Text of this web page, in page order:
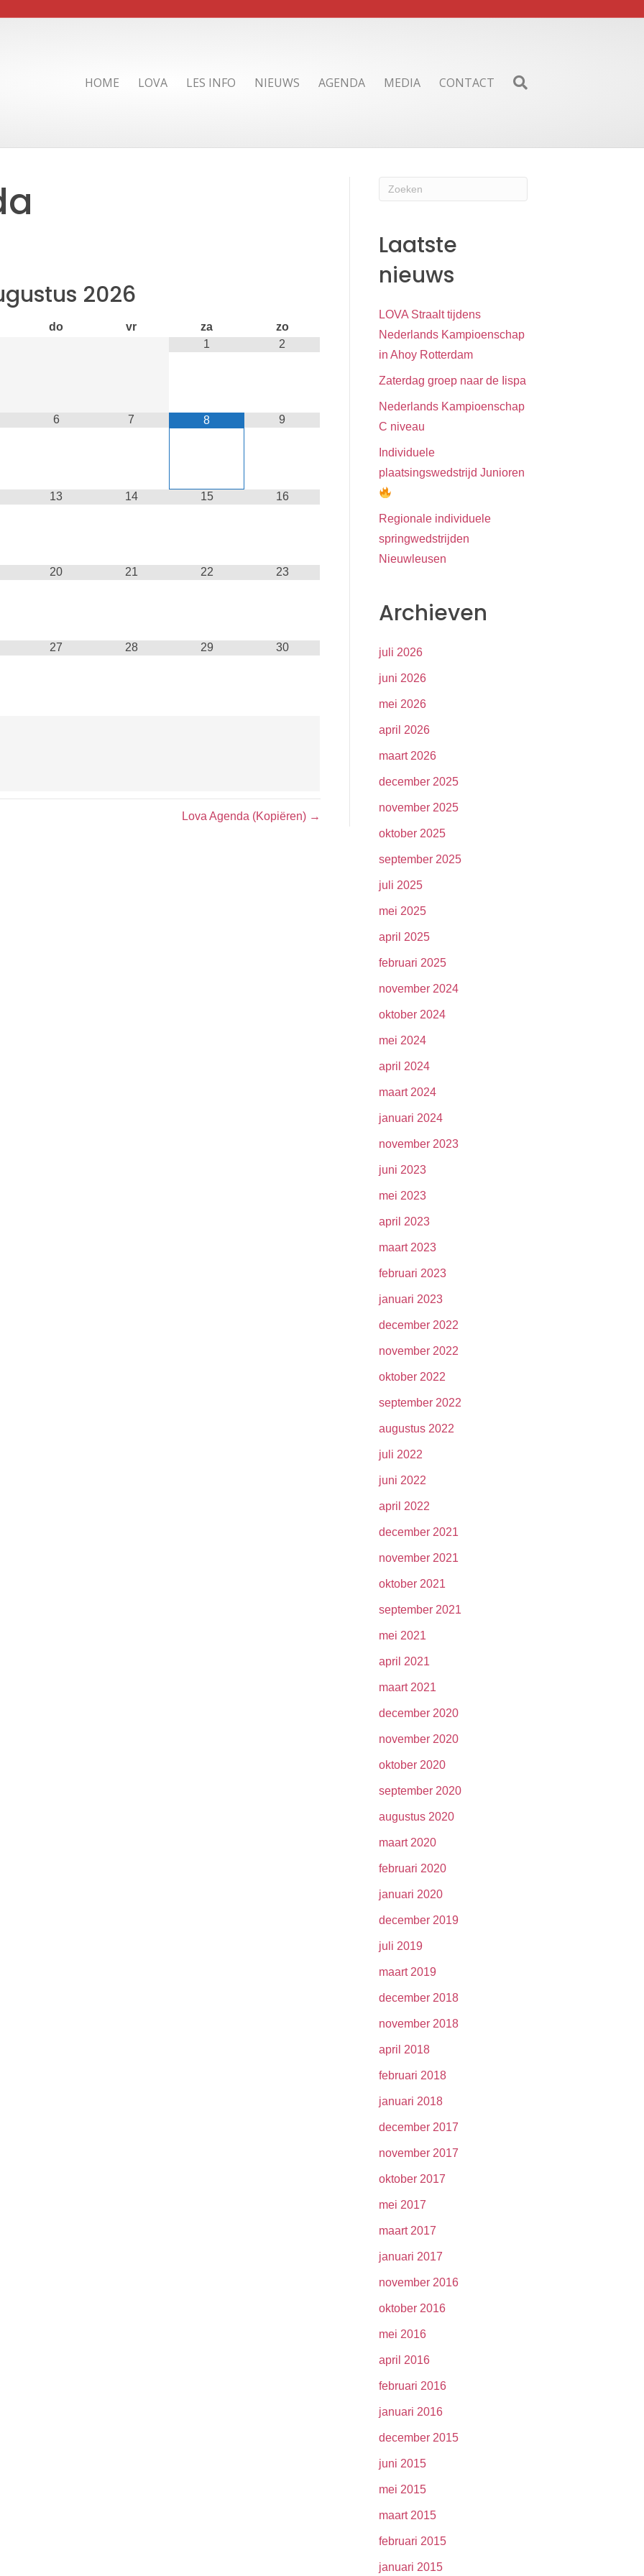
HOME LOVA LES INFO NIEUWS AGENDA MEDIA CONTACT
2026
do vr za
zo
1
2
6 7 8 9
13 14 15 16
20 21 22 23
27 28 29 30
Lova Agenda (Kopiëren) →
Laatste
nieuws
LOVA Straalt tijdens
Nederlands Kampioenschap
in Ahoy Rotterdam
Zaterdag groep naar de Iispa
Nederlands Kampioenschap
C niveau
Individuele
plaatsingswedstrijd Junioren
Regionale individuele
springwedstrijden
Nieuwleusen
Archieven
juli 2026
juni 2026
mei 2026
april 2026
maart 2026
december 2025
november 2025
oktober 2025
september 2025
juli 2025
mei 2025
april 2025
februari 2025
november 2024
oktober 2024
mei 2024
april 2024
maart 2024
januari 2024
november 2023
juni 2023
mei 2023
april 2023
maart 2023
februari 2023
januari 2023
december 2022
november 2022
oktober 2022
september 2022
augustus 2022
juli 2022
juni 2022
april 2022
december 2021
november 2021
oktober 2021
september 2021
mei 2021
april 2021
maart 2021
december 2020
november 2020
oktober 2020
september 2020
augustus 2020
maart 2020
februari 2020
januari 2020
december 2019
juli 2019
maart 2019
december 2018
november 2018
april 2018
februari 2018
januari 2018
december 2017
november 2017
oktober 2017
mei 2017
maart 2017
januari 2017
november 2016
oktober 2016
mei 2016
april 2016
februari 2016
januari 2016
december 2015
juni 2015
mei 2015
maart 2015
februari 2015
januari 2015